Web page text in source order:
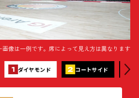
像は一例です。席によって見え方は異なります
1 ダイヤモンド 2 コートサイド 3